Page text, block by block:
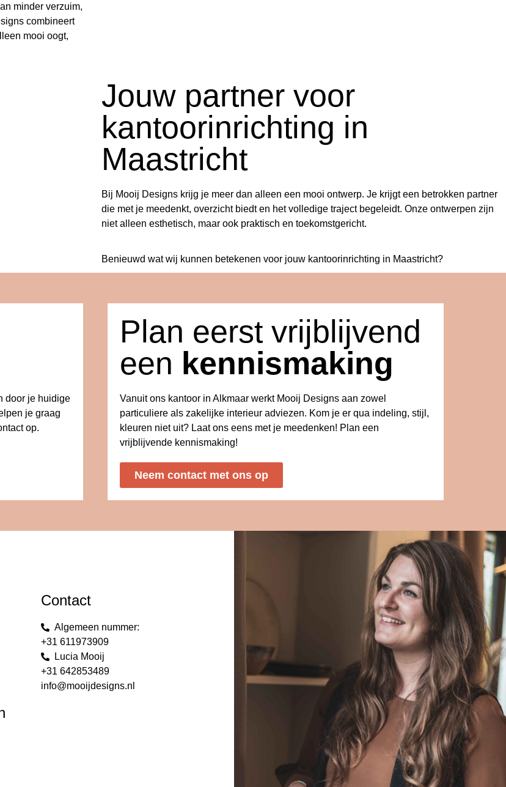
minder verzuim,
combineert
mooi oogt,
Jouw partner voor
kantoorinrichting in
Maastricht
Bij Mooij Designs krijg je meer dan alleen een mooi ontwerp. Je krijgt een betrokken partner
die met je meedenkt, overzicht biedt en het volledige traject begeleidt. Onze ontwerpen zijn
niet alleen esthetisch, maar ook praktisch en toekomstgericht.
Benieuwd wat wij kunnen betekenen voor jouw kantoorinrichting in Maastricht?
door je huidige
je graag
op.
Plan eerst vrijblijvend
een kennismaking
Vanuit ons kantoor in Alkmaar werkt Mooij Designs aan zowel
particuliere als zakelijke interieur adviezen. Kom je er qua indeling, stijl,
kleuren niet uit? Laat ons eens met je meedenken! Plan een
vrijblijvende kennismaking!
Neem contact met ons op
Contact
Algemeen nummer:
+31 611973909
Lucia Mooij
+31 642853489
info@mooijdesigns.nl